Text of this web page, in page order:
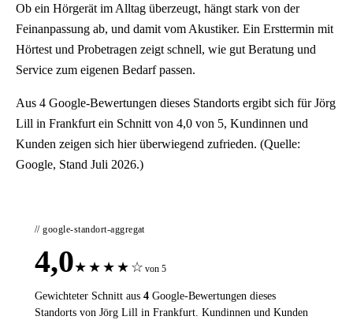
Ob ein Hörgerät im Alltag überzeugt, hängt stark von der
Feinanpassung ab, und damit vom Akustiker. Ein Ersttermin mit
Hörtest und Probetragen zeigt schnell, wie gut Beratung und
Service zum eigenen Bedarf passen.
Aus 4 Google-Bewertungen dieses Standorts ergibt sich für Jörg
Lill in Frankfurt ein Schnitt von 4,0 von 5, Kundinnen und
Kunden zeigen sich hier überwiegend zufrieden. (Quelle:
Google, Stand Juli 2026.)
// google-standort-aggregat
4,0★ ★ ★ ★ ☆ von 5
Gewichteter Schnitt aus 4 Google-Bewertungen dieses
Standorts von Jörg Lill in Frankfurt. Kundinnen und Kunden